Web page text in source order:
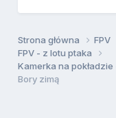
Strona główna
FPV
FPV - z lotu ptaka
Kamerka na pokładzie
Bory zimą